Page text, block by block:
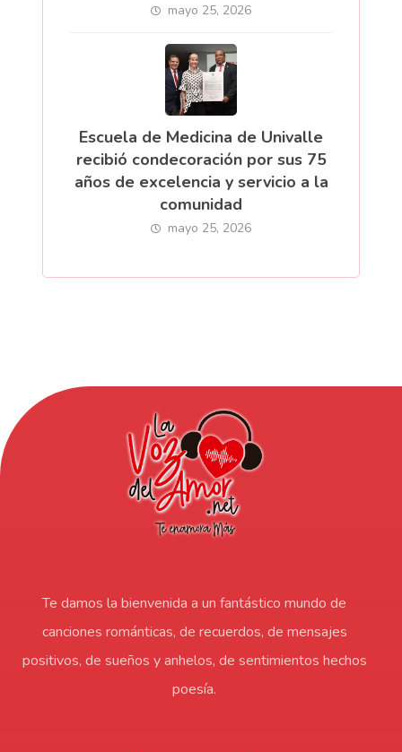
mayo 25, 2026
Escuela de Medicina de Univalle
recibió condecoración por sus 75
años de excelencia y servicio a la
comunidad
mayo 25, 2026
Te damos la bienvenida a un fantástico mundo de
canciones románticas, de recuerdos, de mensajes
positivos, de sueños y anhelos, de sentimientos hechos
poesía.